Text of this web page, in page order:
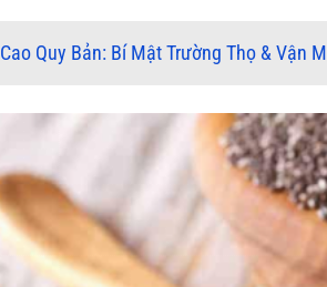
Cao Quy Bản: Bí Mật Trường Thọ & Vận